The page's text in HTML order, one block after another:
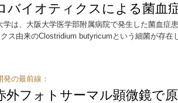
バイオティクスによる菌血
学は、大阪大学医学部附属病院で発生した菌血症
ス由来のClostridium butyricumという細菌が存在
発の最前線：
外フォトサーマル顕微鏡で